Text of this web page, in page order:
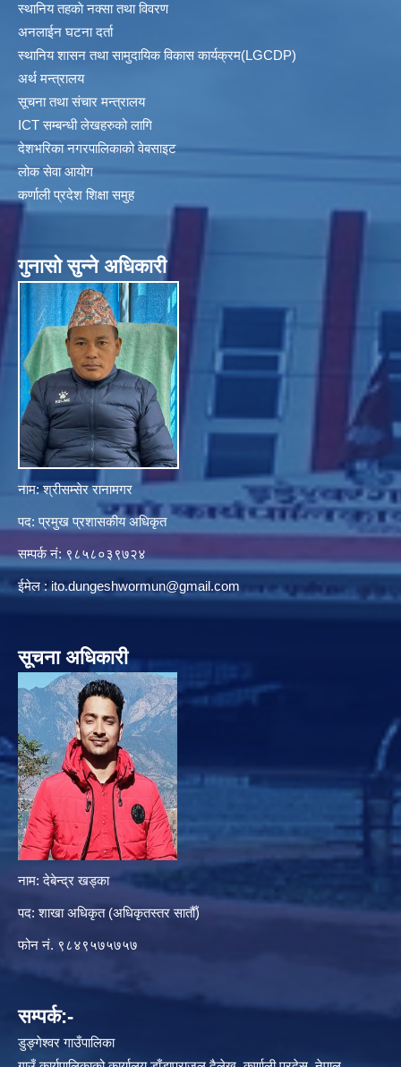
स्थानिय तहकाे नक्सा तथा विवरण
अनलाईन घटना दर्ता
स्थानिय शासन तथा सामुदायिक विकास कार्यक्रम(LGCDP)
अर्थ मन्त्रालय
सूचना तथा संचार मन्त्रालय
ICT सम्बन्धी लेखहरुको लागि
देशभरिका नगरपालिकाको वेबसाइट
लोक सेवा आयोग
कर्णाली प्रदेश शिक्षा समुह
गुनासाे सुन्ने अधिकारी
नाम: श्रीसम्सेर रानामगर
पद: प्रमुख प्रशासकीय अधिकृत
सम्पर्क नं: ९८५८०३९७२४
ईमेल :ito.dungeshwormun@gmail.com
सूचना अधिकारी
नाम: देबेन्द्र खड्का
पद: शाखा अधिकृत (अधिकृतस्तर सातौँ)
फोन नं. ९८४९५७५७५७
सम्पर्क:-
डुङ्गेश्वर गाउँपालिका